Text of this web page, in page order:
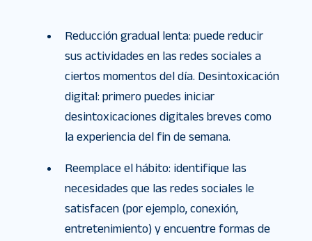
Reducción gradual lenta: puede reducir
sus actividades en las redes sociales a
ciertos momentos del día. Desintoxicación
digital: primero puedes iniciar
desintoxicaciones digitales breves como
la experiencia del fin de semana.
Reemplace el hábito: identifique las
necesidades que las redes sociales le
satisfacen (por ejemplo, conexión,
entretenimiento) y encuentre formas de